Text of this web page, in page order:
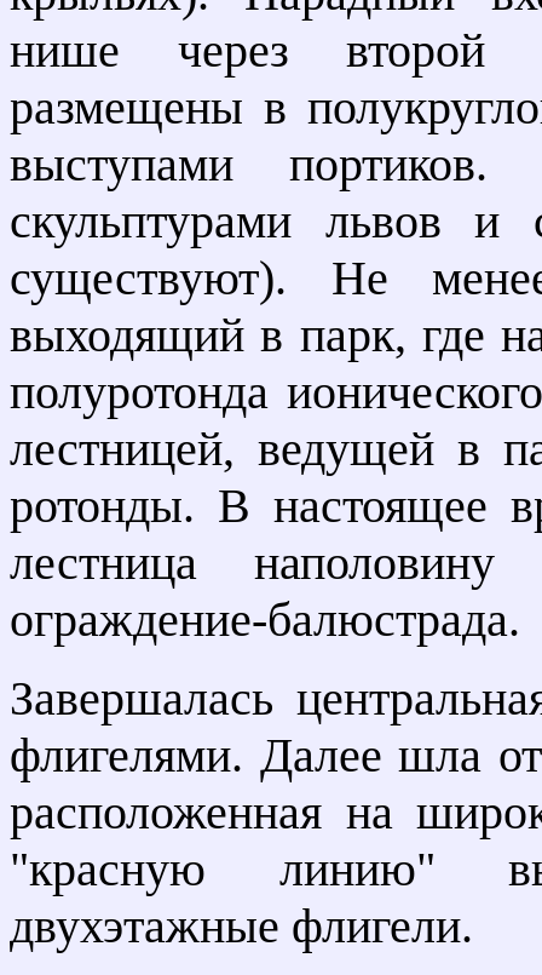
нише через второй
размещены в
выступами
скульптурами львов
существуют). Не
выходящий в парк, где
полуротонда
лестницей, ведущей в
ротонды. В настоящее
лестница наполовину
ограждение-балюстрада.
Завершалась
флигелями. Далее шла
расположенная на
"красную линию"
двухэтажные флигели.